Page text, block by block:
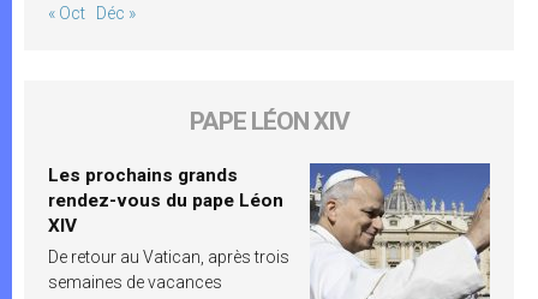
« Oct Déc »
PAPE LÉON XIV
Les prochains grands
rendez-vous du pape Léon
XIV
De retour au Vatican, après trois
semaines de vacances